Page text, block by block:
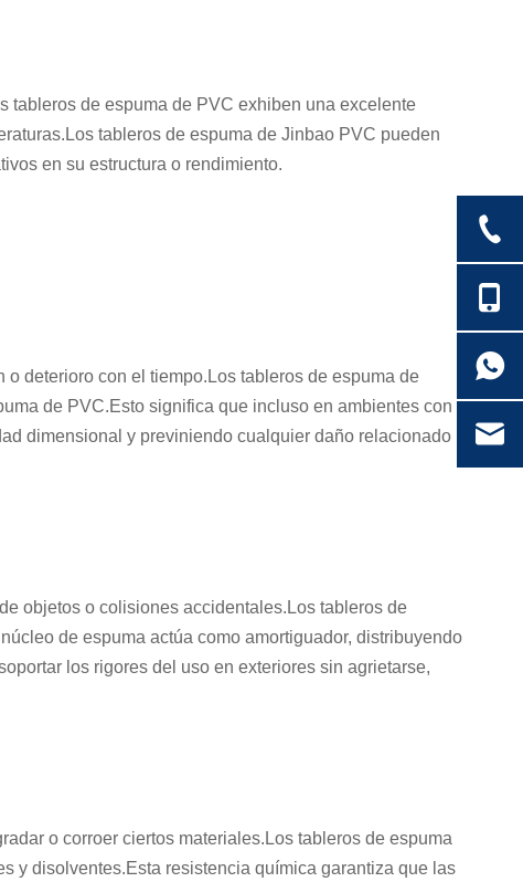
tableros de espuma de PVC exhiben una excelente
tableros de espuma de Jinbao PVC pueden
en su estructura o rendimiento.
deterioro con el tiempo.Los tableros de espuma de
de PVC.Esto significa que incluso en ambientes con
dimensional y previniendo cualquier daño relacionado
objetos o colisiones accidentales.Los tableros de
de espuma actúa como amortiguador, distribuyendo
los rigores del uso en exteriores sin agrietarse,
o corroer ciertos materiales.Los tableros de espuma
y disolventes.Esta resistencia química garantiza que las